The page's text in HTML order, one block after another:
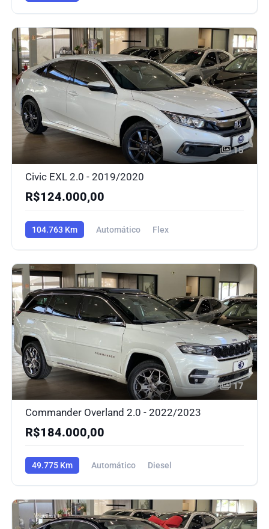
15
Civic EXL 2.0 - 2019/2020
R$124.000,00
104.763 Km Automático Flex
17
Commander Overland 2.0 - 2022/2023
R$184.000,00
49.775 Km Automático Diesel